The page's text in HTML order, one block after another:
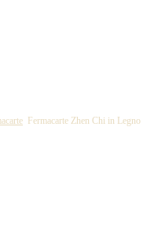
Fermacarte Zhen Chi in Legno